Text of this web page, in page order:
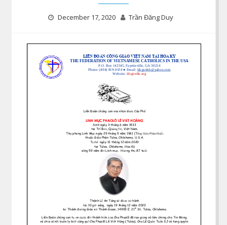
December 17, 2020 Trần Đăng Duy